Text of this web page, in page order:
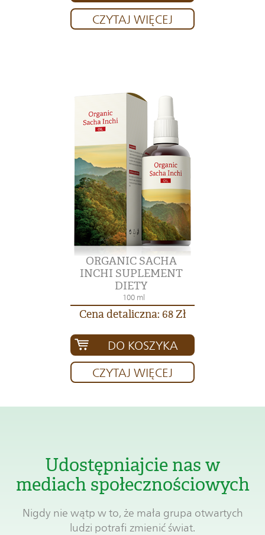
CZYTAJ WIĘCEJ
ORGANIC SACHA
INCHI SUPLEMENT
DIETY
100 ml
Cena detaliczna: 68 Zł
DO KOSZYKA
CZYTAJ WIĘCEJ
Udostępniajcie nas w
mediach społecznościowych
Nigdy nie wątp w to, że mała grupa otwartych
ludzi potrafi zmienić świat.